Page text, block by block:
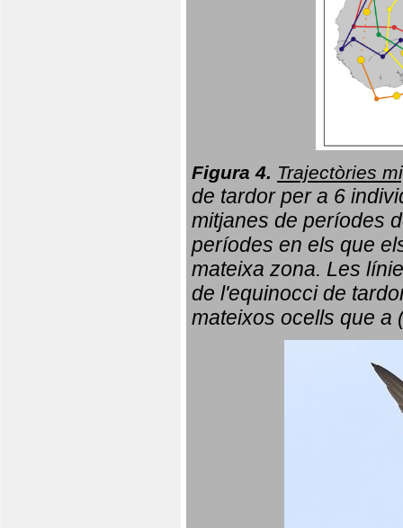
Figura 4. Trajectòries
de tardor per a 6
mitjanes de períodes
períodes en els que
mateixa zona. Les
de l'equinocci de
mateixos ocells que a